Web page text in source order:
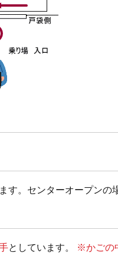
。センターオープンの
としています。 ※かごの